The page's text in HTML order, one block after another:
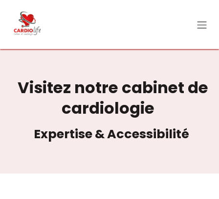
Visitez notre cabinet de
cardiologie
Expertise & Accessibilité